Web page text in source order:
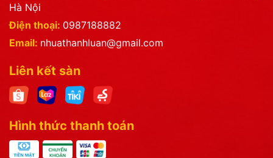
Hà Nội
Điện thoại: 0987188882
Email: nhuathanhluan@gmail.com
Liên kết sàn
Hình thức thanh toán